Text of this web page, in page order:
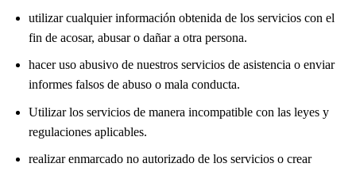
utilizar cualquier información obtenida de los servicios con el
fin de acosar, abusar o dañar a otra persona.
hacer uso abusivo de nuestros servicios de asistencia o enviar
informes falsos de abuso o mala conducta.
Utilizar los servicios de manera incompatible con las leyes y
regulaciones aplicables.
realizar enmarcado no autorizado de los servicios o crear